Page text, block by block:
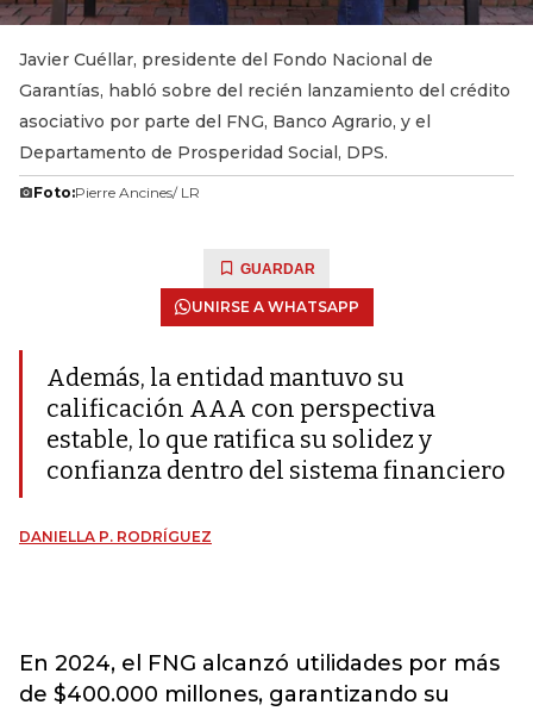
Javier Cuéllar, presidente del Fondo Nacional de
Garantías, habló sobre del recién lanzamiento del crédito
asociativo por parte del FNG, Banco Agrario, y el
Departamento de Prosperidad Social, DPS.
Foto:Pierre Ancines/ LR
GUARDAR
UNIRSE A WHATSAPP
Además, la entidad mantuvo su
calificación AAA con perspectiva
estable, lo que ratifica su solidez y
confianza dentro del sistema financiero
DANIELLA P. RODRÍGUEZ
En 2024, el FNG alcanzó utilidades por más
de $400.000 millones, garantizando su